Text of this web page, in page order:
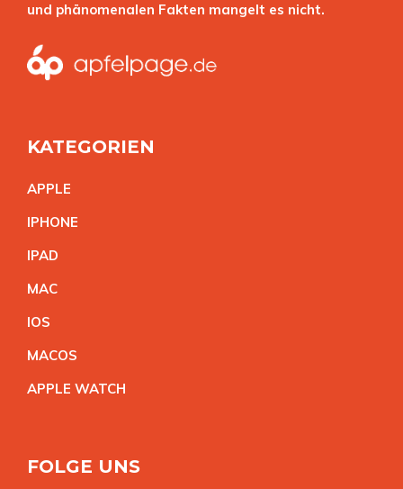
und phänomenalen Fakten mangelt es nicht.
KATEGORIEN
APPLE
IPHONE
IPAD
MAC
IOS
MACOS
APPLE WATCH
FOLGE UNS